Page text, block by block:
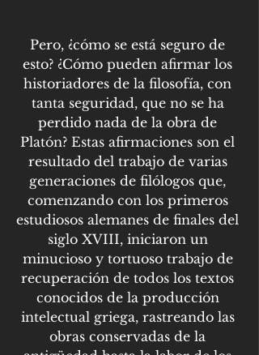
Pero, ¿cómo se está seguro de
esto? ¿Cómo pueden afirmar los
historiadores de la filosofía, con
tanta seguridad, que no se ha
perdido nada de la obra de
Platón? Estas afirmaciones son el
resultado del trabajo de varias
generaciones de filólogos que,
comenzando con los primeros
estudiosos alemanes de finales del
siglo XVIII, iniciaron un
minucioso y tortuoso trabajo de
recuperación de todos los textos
conocidos de la producción
intelectual griega, rastreando las
obras conservadas de la